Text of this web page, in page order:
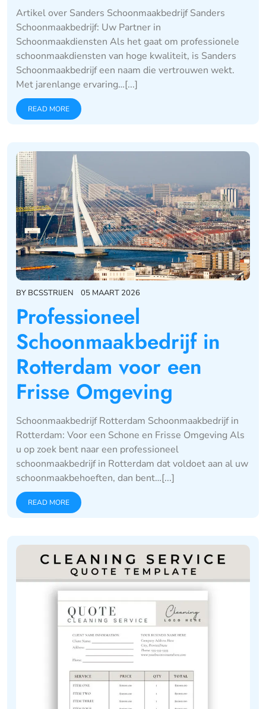
Artikel over Sanders Schoonmaakbedrijf Sanders
Schoonmaakbedrijf: Uw Partner in
Schoonmaakdiensten Als het gaat om professionele
schoonmaakdiensten van hoge kwaliteit, is Sanders
Schoonmaakbedrijf een naam die vertrouwen wekt.
Met jarenlange ervaring…[...]
READ MORE
BY BCSSTRIJEN 05 MAART 2026
Professioneel
Schoonmaakbedrijf in
Rotterdam voor een
Frisse Omgeving
Schoonmaakbedrijf Rotterdam Schoonmaakbedrijf in
Rotterdam: Voor een Schone en Frisse Omgeving Als
u op zoek bent naar een professioneel
schoonmaakbedrijf in Rotterdam dat voldoet aan al uw
schoonmaakbehoeften, dan bent…[...]
READ MORE